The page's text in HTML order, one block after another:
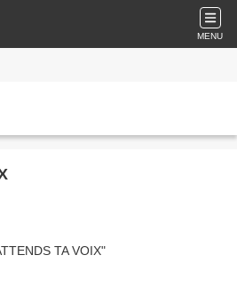
MENU